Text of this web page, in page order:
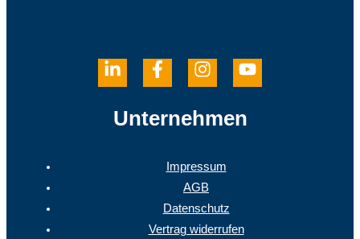
Unternehmen
Impressum
AGB
Datenschutz
Vertrag widerrufen